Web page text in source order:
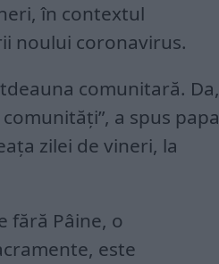
în contextul
noului coronavirus.
comunitară. Da,
a spus papa
zilei de vineri, la
fără Pâine, o
este